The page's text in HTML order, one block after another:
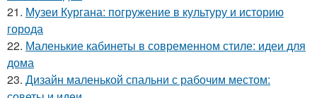
21. Музеи Кургана: погружение в культуру и историю
города
22. Маленькие кабинеты в современном стиле: идеи для
дома
23. Дизайн маленькой спальни с рабочим местом: